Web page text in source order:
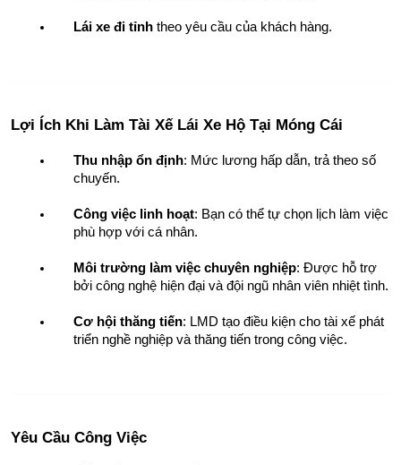
Lái xe đi tỉnh theo yêu cầu của khách hàng.
Lợi Ích Khi Làm Tài Xế Lái Xe Hộ Tại Móng Cái
Thu nhập ổn định: Mức lương hấp dẫn, trả theo số
chuyến.
Công việc linh hoạt: Bạn có thể tự chọn lịch làm việc
phù hợp với cá nhân.
Môi trường làm việc chuyên nghiệp: Được hỗ trợ
bởi công nghệ hiện đại và đội ngũ nhân viên nhiệt tình.
Cơ hội thăng tiến: LMD tạo điều kiện cho tài xế phát
triển nghề nghiệp và thăng tiến trong công việc.
Yêu Cầu Công Việc